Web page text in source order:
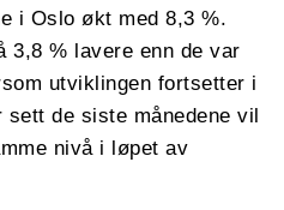
i Oslo økt med 8,3 %.
3,8 % lavere enn de var
utviklingen fortsetter i
de siste månedene vil
nivå i løpet av